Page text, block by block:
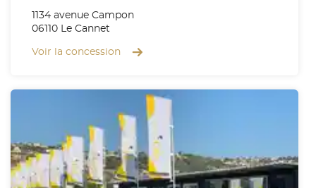
1134 avenue Campon
06110 Le Cannet
Voir la concession